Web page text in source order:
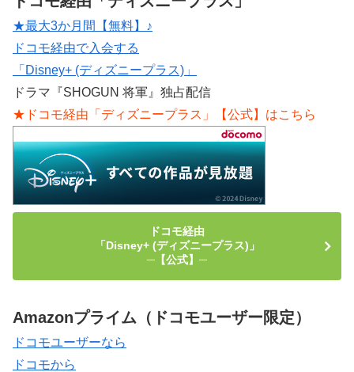
★最大3か月間【無料】♪
ドコモ経由で入会する
「Disney+ (ディズニープラス)」
ドラマ『SHOGUN 将軍』独占配信
★ドコモ経由「ディズニープラス」【公式】はこちら
ドコモ経由
「Disney+ (ディズニープラス)」
─【公式】─
Amazonプライム（ドコモユーザー限定）
ドコモユーザーなら
ドコモから